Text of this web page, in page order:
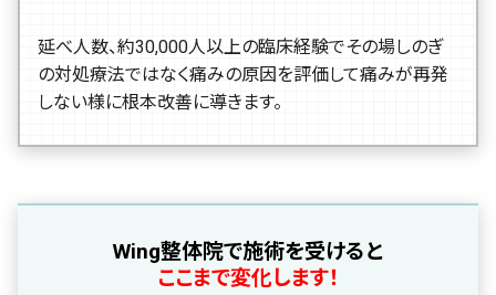
延べ人数、約30,000人以上の臨床経験でその場しのぎ
の対処療法ではなく痛みの原因を評価して痛みが再発
しない様に根本改善に導きます。
Wing整体院で施術を受けると
ここまで変化します！